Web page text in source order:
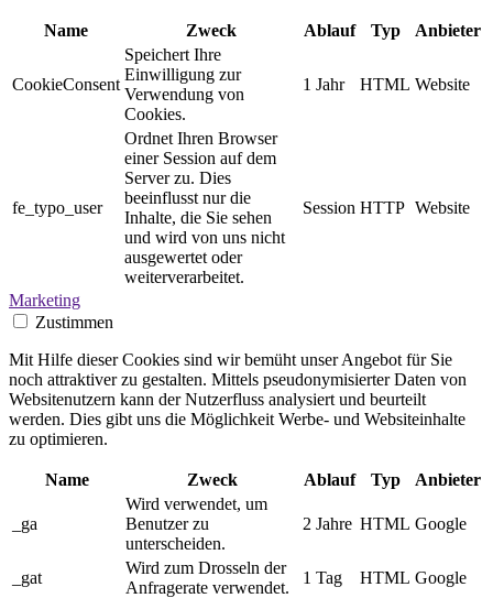
Name Zweck Ablauf Typ Anbieter
CookieConsent
Speichert Ihre
Einwilligung zur
Verwendung von
Cookies.
1 Jahr HTML Website
fe_typo_user
Ordnet Ihren Browser
einer Session auf dem
Server zu. Dies
beeinflusst nur die
Inhalte, die Sie sehen
und wird von uns nicht
ausgewertet oder
weiterverarbeitet.
Session HTTP Website
Marketing
Zustimmen
Mit Hilfe dieser Cookies sind wir bemüht unser Angebot für Sie
noch attraktiver zu gestalten. Mittels pseudonymisierter Daten von
Websitenutzern kann der Nutzerfluss analysiert und beurteilt
werden. Dies gibt uns die Möglichkeit Werbe- und Websiteinhalte
zu optimieren.
Name Zweck Ablauf Typ Anbieter
_ga
Wird verwendet, um
Benutzer zu
unterscheiden.
2 Jahre HTML Google
_gat
Wird zum Drosseln der
Anfragerate verwendet.
1 Tag HTML Google